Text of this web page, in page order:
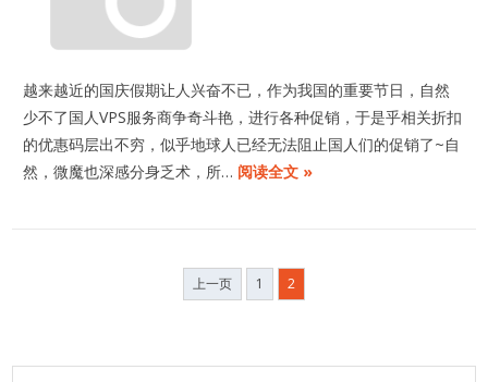
越来越近的国庆假期让人兴奋不已，作为我国的重要节日，自然
少不了国人VPS服务商争奇斗艳，进行各种促销，于是乎相关折扣
的优惠码层出不穷，似乎地球人已经无法阻止国人们的促销了~自
然，微魔也深感分身乏术，所… 阅读全文 »
上一页 1 2